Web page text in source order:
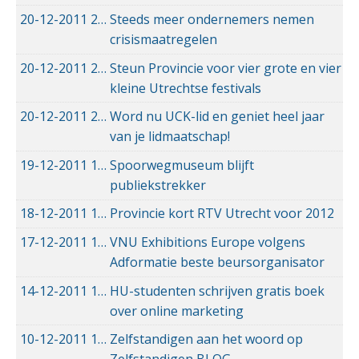
20-12-2011 20-12-2011 00:00
Steeds meer ondernemers nemen
crisismaatregelen
20-12-2011 20-12-2011 00:00
Steun Provincie voor vier grote en vier
kleine Utrechtse festivals
20-12-2011 20-12-2011 00:00
Word nu UCK-lid en geniet heel jaar
van je lidmaatschap!
19-12-2011 19-12-2011 00:00
Spoorwegmuseum blijft
publiekstrekker
18-12-2011 18-12-2011 00:00
Provincie kort RTV Utrecht voor 2012
17-12-2011 17-12-2011 00:00
VNU Exhibitions Europe volgens
Adformatie beste beursorganisator
14-12-2011 14-12-2011 00:00
HU-studenten schrijven gratis boek
over online marketing
10-12-2011 10-12-2011 00:00
Zelfstandigen aan het woord op